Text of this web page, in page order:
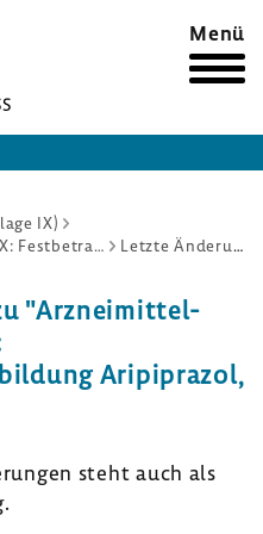
Menü
IX)
Arzneimittel-Richtlinie/Anlage IX: Festbetragsgruppenbildung Aripiprazol, Gruppe 1, in Stufe 1
Letzte Änderungen
"Arzneimittel-​
Aripi­prazol,
steht auch als